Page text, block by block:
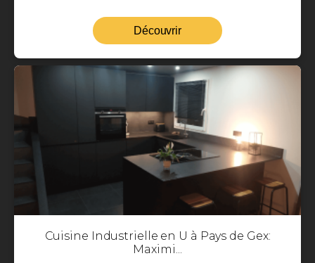
Découvrir
Cuisine Industrielle en U à Pays de Gex:
Maximi...